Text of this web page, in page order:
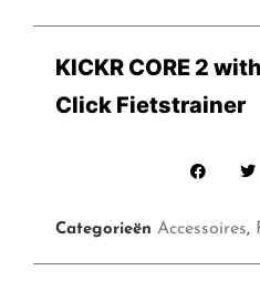
KICKR CORE 2
Click Fietstrainer
Categorieën Accessoires,